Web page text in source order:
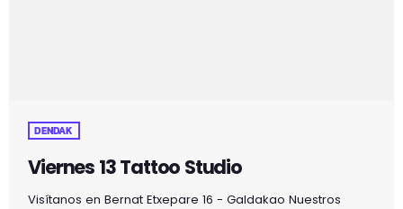
DENDAK
Viernes 13 Tattoo Studio
Visítanos en Bernat Etxepare 16 - Galdakao Nuestros